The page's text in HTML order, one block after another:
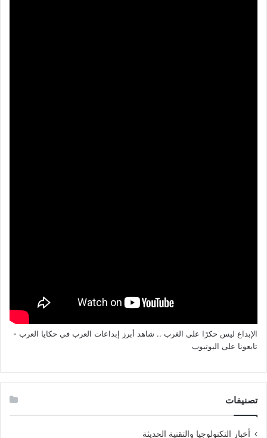
الإبداع ليس حكرًا على الغرب .. شاهد أبرز إبداعات العرب في حكايا العرب -
تابعونا على اليوتيوب
تصنيفات
أخبار التكنولوجيا والتقنية الحديثة